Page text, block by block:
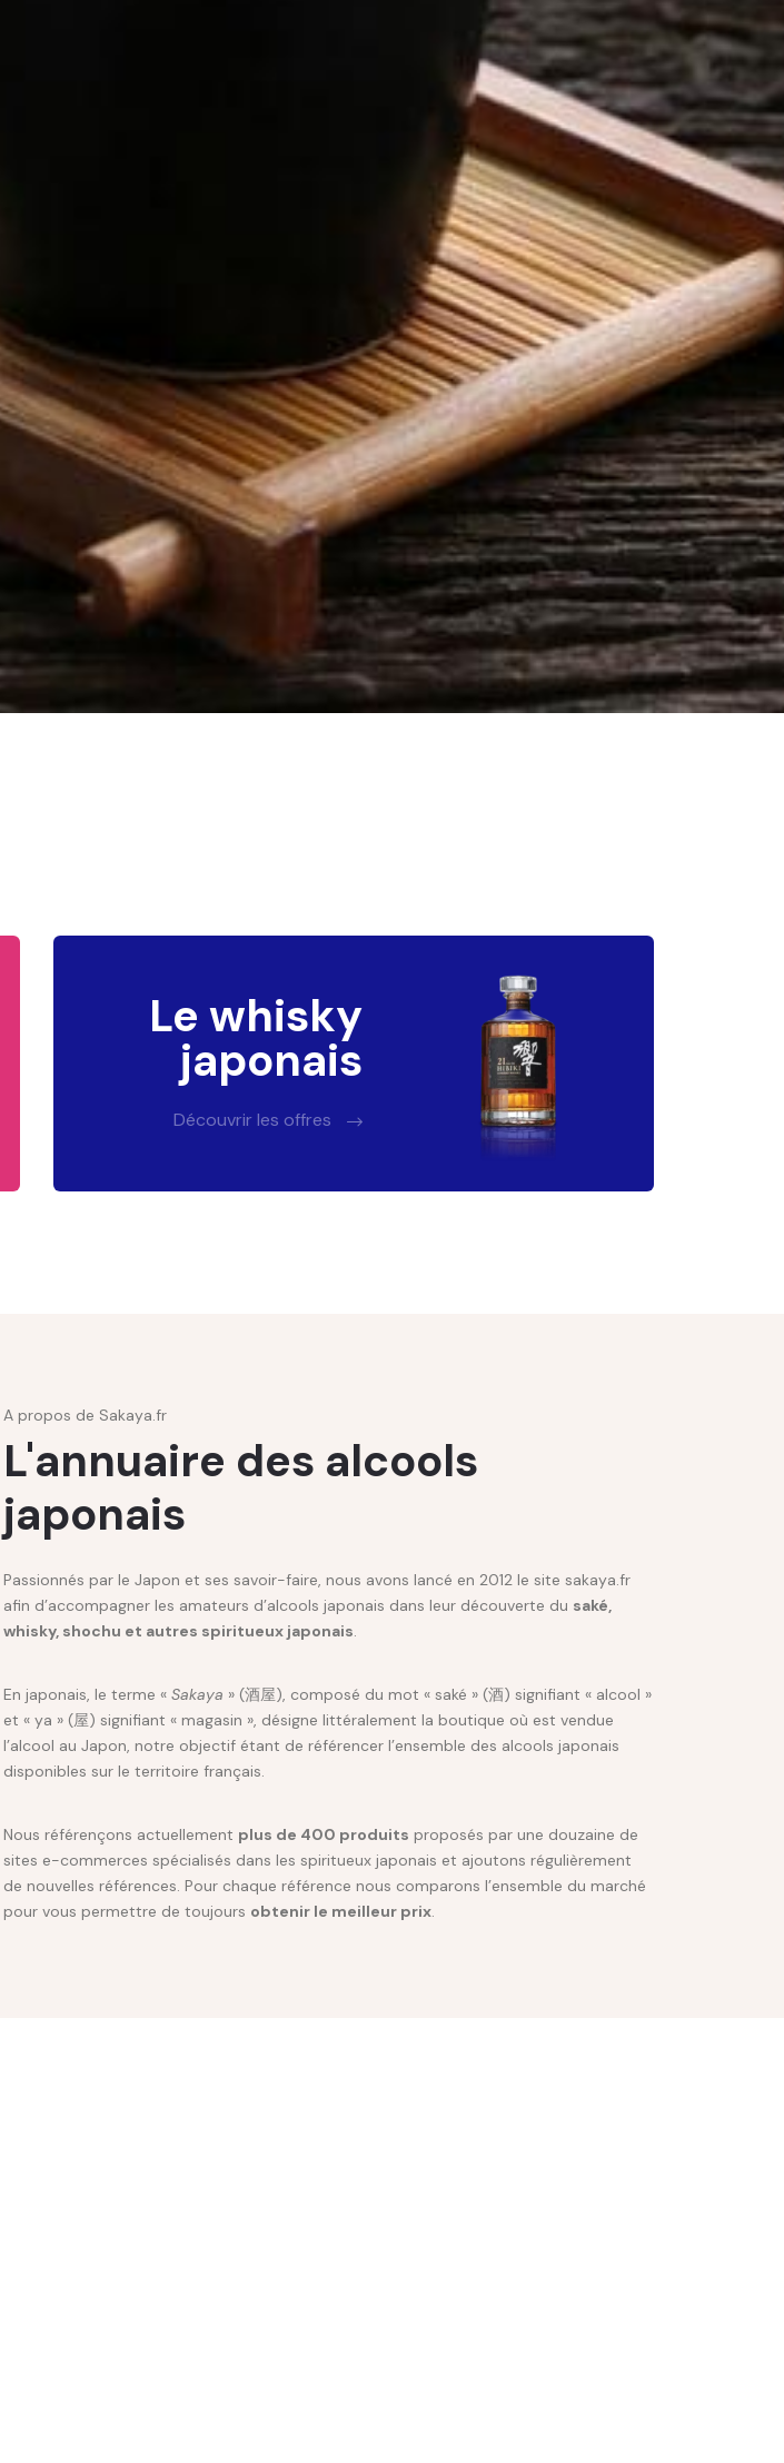
Le whisky
japonais
Découvrir les offres
A propos de Sakaya.fr
L'annuaire des alcools
japonais
Passionnés par le Japon et ses savoir-faire, nous avons lancé en 2012 le site sakaya.fr
afin d’accompagner les amateurs d’alcools japonais dans leur découverte du saké,
whisky, shochu et autres spiritueux japonais.
En japonais, le terme « Sakaya » (酒屋), composé du mot « saké » (酒) signifiant « alcool »
et « ya » (屋) signifiant « magasin », désigne littéralement la boutique où est vendue
l’alcool au Japon, notre objectif étant de référencer l’ensemble des alcools japonais
disponibles sur le territoire français.
Nous référençons actuellement plus de 400 produits proposés par une douzaine de
sites e-commerces spécialisés dans les spiritueux japonais et ajoutons régulièrement
de nouvelles références. Pour chaque référence nous comparons l’ensemble du marché
pour vous permettre de toujours obtenir le meilleur prix.